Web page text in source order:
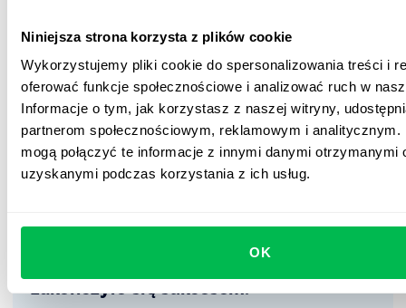
Niniejsza strona korzysta z plików cookie
Wykorzystujemy pliki cookie do spersonalizowania treści i
oferować funkcje społecznościowe i analizować ruch w
Informacje o tym, jak korzystasz z naszej witryny,
partnerom społecznościowym, reklamowym i analitycznym.
mogą połączyć te informacje z innymi danymi otrzymanymi
uzyskanymi podczas korzystania z ich usług.
OK
✅ 95,5% zadowolenia pracowników
pracownicy pozytywnie oceniają korzystanie z
platformy PeopleForce, m.in. dzięki łatwemu
dostępowi do ich danych.
“Zdecydowanie polecamy PeopleForce.
Zarówno pod względem
funkcjonalności, jak i podejścia
zespołu. Janusz był naszym
w jednym – zawsze dostępny, cierpliwy
i przygotowany. To dzięki niemu